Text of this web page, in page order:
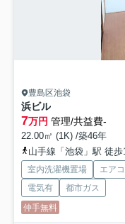
豊島区池袋
浜ビル
7万円 管理/共益費-
22.00㎡ (1K) /築46年
山手線「池袋」駅 徒歩
室内洗濯機置場 エア
電気有
都市ガス
仲手無料